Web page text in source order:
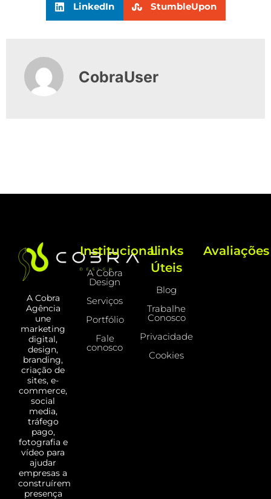
LinkedIn StumbleUpon
CobraUser
A Cobra
Agência
une
marketing
digital,
design,
branding,
criação de
sites, e-
commerce,
social
media,
tráfego
pago,
fotografia e
vídeo para
ajudar
empresas a
construírem
presença
Institucional
A Cobra
Design
Serviços
Portfólio
Fale
conosco
Links
Úteis
Blog
Trabalhe
Conosco
Privacidade
Cookies
Avaliações